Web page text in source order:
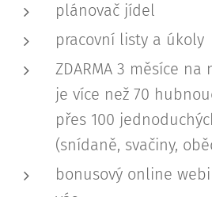
plánovač jídel
pracovní listy a úkoly
ZDARMA 3 měsíce
je více než 70
přes 100
(snídaně, svačiny,
bonusový online